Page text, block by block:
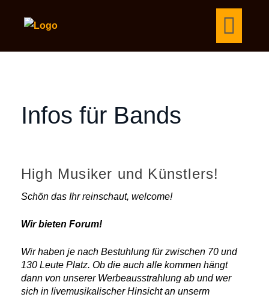
Infos für Bands
High Musiker und Künstlers!
Schön das Ihr reinschaut, welcome!
Wir bieten Forum!
Wir haben je nach Bestuhlung für zwischen 70 und
130 Leute Platz. Ob die auch alle kommen hängt
dann von unserer Werbeausstrahlung ab und wer
sich in livemusikalischer Hinsicht an unserm